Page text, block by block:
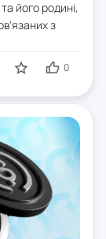
його родині,
з
0